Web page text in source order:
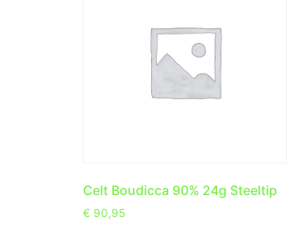
Celt Boudicca 90% 24g Steeltip
€ 90,95